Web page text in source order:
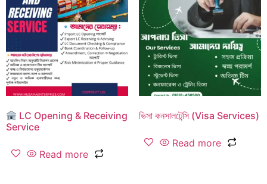
LC Opening & Receiving
Service
Read more
ভিসা কনসালটেন্সি (Visa Services)
Read more